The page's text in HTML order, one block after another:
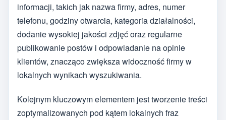
informacji, takich jak nazwa firmy, adres, numer
telefonu, godziny otwarcia, kategoria działalności,
dodanie wysokiej jakości zdjęć oraz regularne
publikowanie postów i odpowiadanie na opinie
klientów, znacząco zwiększa widoczność firmy w
lokalnych wynikach wyszukiwania.
Kolejnym kluczowym elementem jest tworzenie treści
zoptymalizowanych pod kątem lokalnych fraz